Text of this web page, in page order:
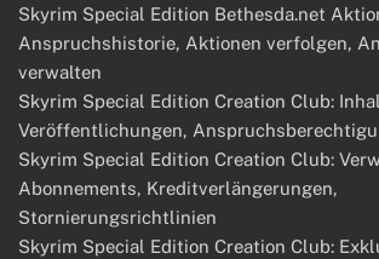
Skyrim Special Edition Bethesda.net
Anspruchshistorie, Aktionen verfolgen,
verwalten
Skyrim Special Edition Creation Club:
Veröffentlichungen,
Skyrim Special Edition Creation Club:
Abonnements, Kreditverlängerungen,
Stornierungsrichtlinien
Skyrim Special Edition Creation Club: